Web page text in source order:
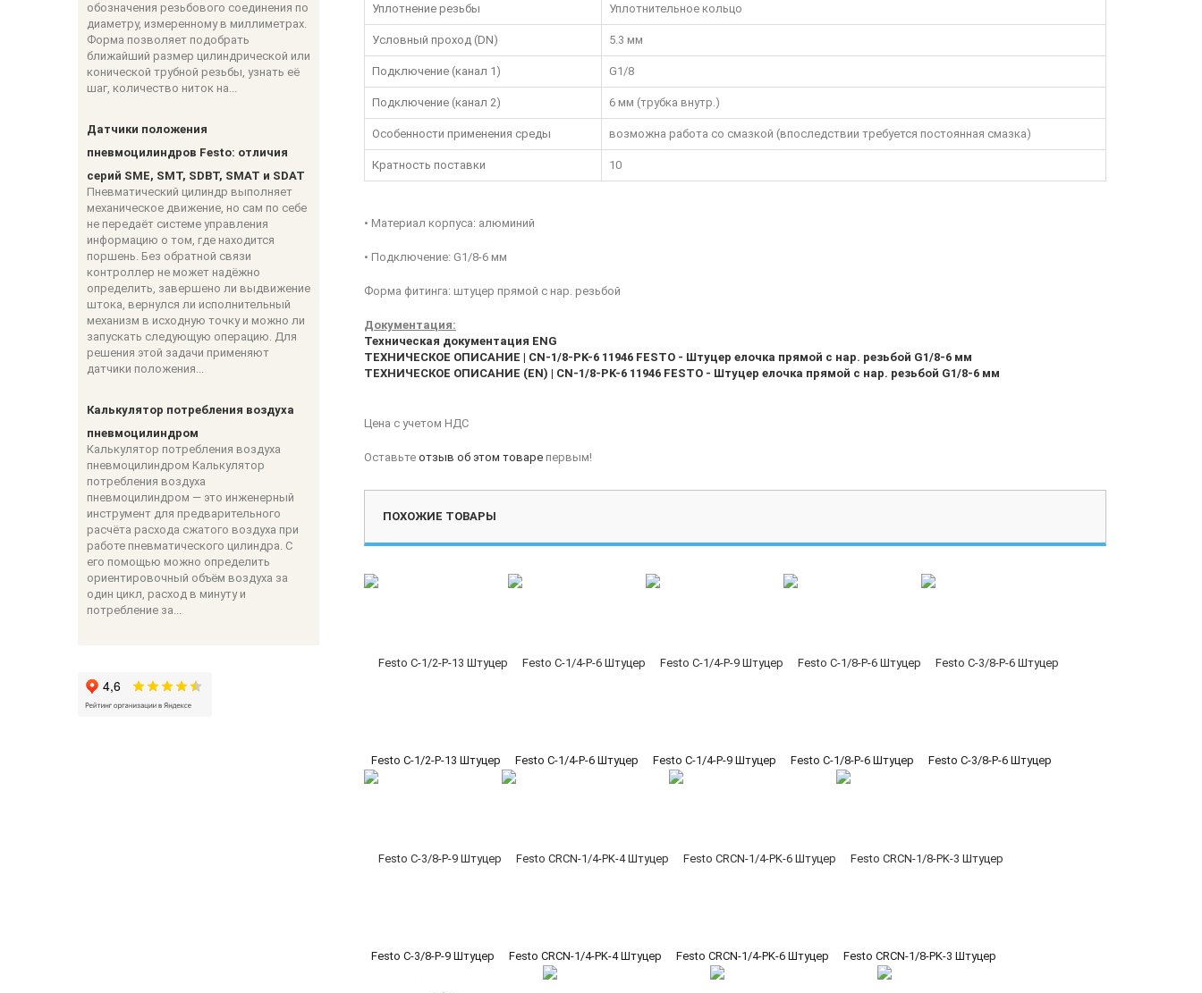
обозначения резьбового соединения по
диаметру, измеренному в миллиметрах.
Форма позволяет подобрать
ближайший размер цилиндрической или
конической трубной резьбы, узнать её
шаг, количество ниток на...
Датчики положения
пневмоцилиндров Festo: отличия
серий SME, SMT, SDBT, SMAT и SDAT
Пневматический цилиндр выполняет
механическое движение, но сам по себе
не передаёт системе управления
информацию о том, где находится
поршень. Без обратной связи
контроллер не может надёжно
определить, завершено ли выдвижение
штока, вернулся ли исполнительный
механизм в исходную точку и можно ли
запускать следующую операцию. Для
решения этой задачи применяют
датчики положения...
Калькулятор потребления воздуха
пневмоцилиндром
Калькулятор потребления воздуха
пневмоцилиндром Калькулятор
потребления воздуха
пневмоцилиндром — это инженерный
инструмент для предварительного
расчёта расхода сжатого воздуха при
работе пневматического цилиндра. С
его помощью можно определить
ориентировочный объём воздуха за
один цикл, расход в минуту и
потребление за...
Уплотнение резьбы Уплотнительное кольцо
Условный проход (DN) 5.3 мм
Подключение (канал 1) G1/8
Подключение (канал 2) 6 мм (трубка внутр.)
Особенности применения среды возможна работа со смазкой (впоследствии требуется постоянная смазка)
Кратность поставки 10
• Материал корпуса: алюминий
• Подключение: G1/8-6 мм
Форма фитинга: штуцер прямой с нар. резьбой
Документация:
Техническая документация ENG
ТЕХНИЧЕСКОЕ ОПИСАНИЕ | CN-1/8-PK-6 11946 FESTO - Штуцер елочка прямой с нар. резьбой G1/8-6 мм
ТЕХНИЧЕСКОЕ ОПИСАНИЕ (EN) | CN-1/8-PK-6 11946 FESTO - Штуцер елочка прямой с нар. резьбой G1/8-6 мм
Цена с учетом НДС
Оставьте отзыв об этом товаре первым!
ПОХОЖИЕ ТОВАРЫ
Festo C-1/2-P-13 Штуцер Festo C-1/4-P-6 Штуцер Festo C-1/4-P-9 Штуцер Festo C-1/8-P-6 Штуцер Festo C-3/8-P-6 Штуцер
Festo C-3/8-P-9 Штуцер Festo CRCN-1/4-PK-4 Штуцер Festo CRCN-1/4-PK-6 Штуцер Festo CRCN-1/8-PK-3 Штуцер